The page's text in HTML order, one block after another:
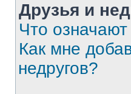
Друзья и
Что означают
Как мне
недругов?